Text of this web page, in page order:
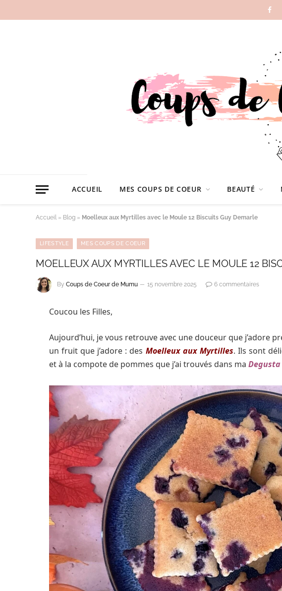
ACCUEIL MES COUPS DE COEUR BEAUTÉ
Accueil » Blog » Moelleux aux Myrtilles avec le Moule 12 Biscuits Guy Demarle
LIFESTYLE MES COUPS DE COEUR
MOELLEUX AUX MYRTILLES AVEC LE MOULE 12
By Coups de Coeur de Mumu 15 novembre 2025 6 commentaires
Coucou les Filles,
Aujourd’hui, je vous retrouve avec une douceur que j’adore
un fruit que j’adore : des Moelleux aux Myrtilles. Ils sont
et à la compote de pommes que j’ai trouvés dans ma Degusta